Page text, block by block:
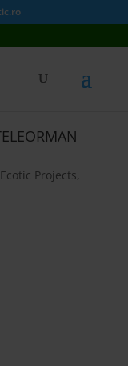
Ecotic Projects,